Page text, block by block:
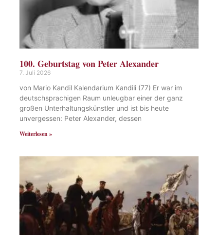
100. Geburtstag von Peter Alexander
7. Juli 2026
von Mario Kandil Kalendarium Kandili (77) Er war im
deutschsprachigen Raum unleugbar einer der ganz
großen Unterhaltungskünstler und ist bis heute
unvergessen: Peter Alexander, dessen
Weiterlesen »